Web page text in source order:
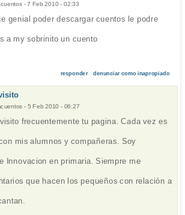
-7 Feb 2010 - 02:33
genial poder descargar cuentos le podre
a my sobrinito un cuento
responder denunciar como inapropiado
- 5 Feb 2010 - 06:27
frecuentemente tu pagina. Cada vez es
mis alumnos y compañeras. Soy
Innovacion en primaria. Siempre me
que hacen los pequeños con relación a